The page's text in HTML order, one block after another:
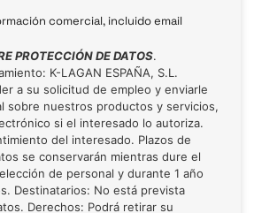
comercial, incluido email
PROTECCIÓN DE DATOS.
K-LAGAN ESPAÑA, S.L.
a su solicitud de empleo y enviarle
sobre nuestros productos y servicios,
si el interesado lo autoriza.
del interesado. Plazos de
se conservarán mientras dure el
de personal y durante 1 año
Destinatarios: No está prevista
Derechos: Podrá retirar su